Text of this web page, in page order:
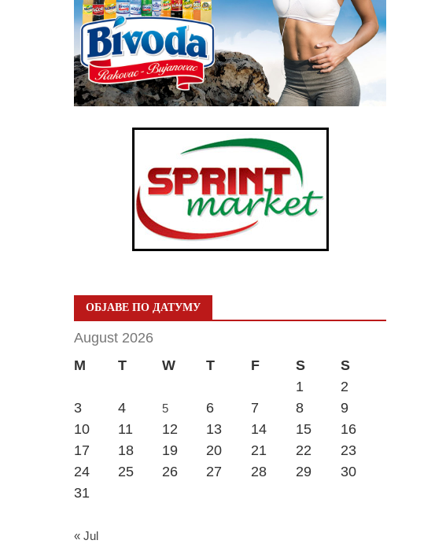
ОБЈАВЕ ПО ДАТУМУ
August 2026
M
T W T F S
S
1
2
3
4 5 6 7 8
9
10
11 12 13 14 15
16
17
18 19 20 21 22
23
24
25 26 27 28 29
30
31
« Jul